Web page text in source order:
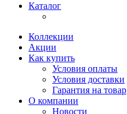
Каталог
Коллекции
Акции
Как купить
Условия оплаты
Условия доставки
Гарантия на товар
О компании
Новости